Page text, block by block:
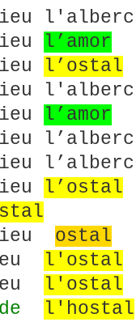
l'alberc
l’amor
l’ostal
l'alberc
l’amor
l’alberc
l’alberc
l’ostal
ostal
l'ostal
l'ostal
de l'hostal